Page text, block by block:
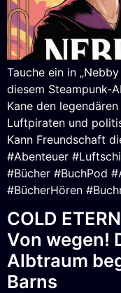
Tauche ein in
diesem Steampunk-
Kane den
Luftpiraten und
Kann Freundschaft
#Abenteuer
#Bücher #BuchPod
#BücherHören
COLD
Von wegen!
Albtraum
Barns